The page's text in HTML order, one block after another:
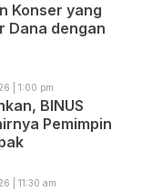
Konser yang
Dana dengan
| 1:00 pm
BINUS
Pemimpin
| 11:30 am